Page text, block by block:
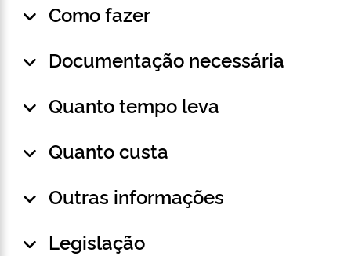
Como fazer
Documentação necessária
Quanto tempo leva
Quanto custa
Outras informações
Legislação